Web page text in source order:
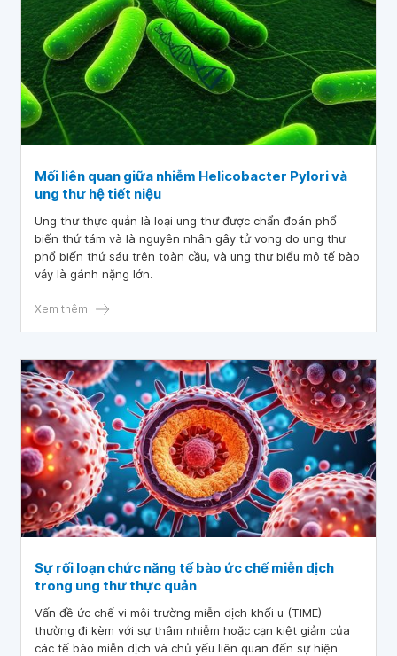
Mối liên quan giữa nhiễm Helicobacter Pylori và
ung thư hệ tiết niệu
Ung thư thực quản là loại ung thư được chẩn đoán phổ
biến thứ tám và là nguyên nhân gây tử vong do ung thư
phổ biến thứ sáu trên toàn cầu, và ung thư biểu mô tế bào
vảy là gánh nặng lớn.
Xem thêm
Sự rối loạn chức năng tế bào ức chế miễn dịch
trong ung thư thực quản
Vấn đề ức chế vi môi trường miễn dịch khối u (TIME)
thường đi kèm với sự thâm nhiễm hoặc cạn kiệt giảm của
các tế bào miễn dịch và chủ yếu liên quan đến sự hiện